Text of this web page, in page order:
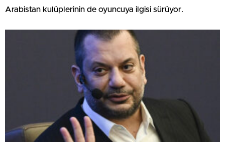
Arabistan kulüplerinin de oyuncuya ilgisi sürüyor.